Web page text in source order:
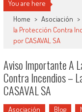
You are here
Home > Asociación >
la Protección Contra
por CASAVAL SA
Aviso Importante A
Contra Incendios –
CASAVAL SA
Asociación Blog